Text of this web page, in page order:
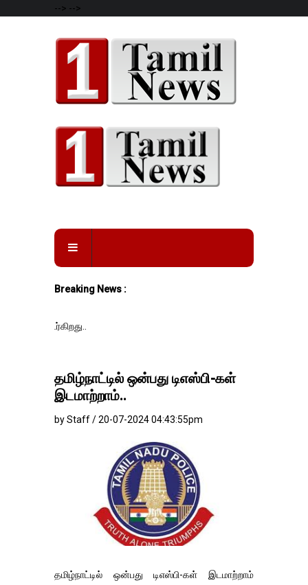
--> -->
Breaking News :
தமிழ்நாட்டில் ஒன்பது டிஎஸ்பி-கள்
இடமாற்றாம்..
by Staff / 20-07-2024 04:43:55pm
தமிழ்நாட்டில் ஒன்பது டிஎஸ்பி-கள் இடமாற்றாம்